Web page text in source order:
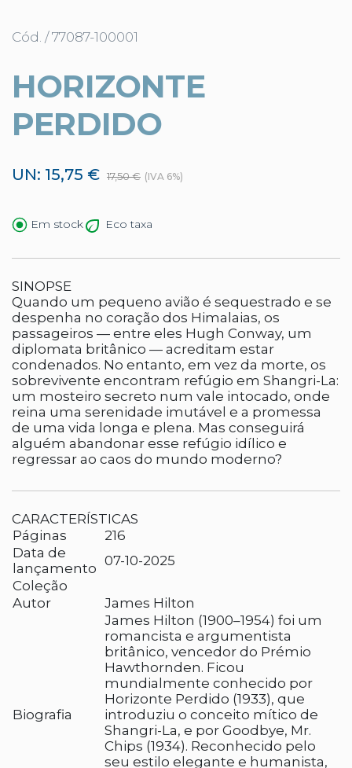
Cód. / 77087-100001
HORIZONTE
PERDIDO
UN: 15,75 € 17,50 € (IVA 6%)
Em stock Eco taxa
SINOPSE
Quando um pequeno avião é sequestrado e se
despenha no coração dos Himalaias, os
passageiros — entre eles Hugh Conway, um
diplomata britânico — acreditam estar
condenados. No entanto, em vez da morte, os
sobrevivente encontram refúgio em Shangri-La:
um mosteiro secreto num vale intocado, onde
reina uma serenidade imutável e a promessa
de uma vida longa e plena. Mas conseguirá
alguém abandonar esse refúgio idílico e
regressar ao caos do mundo moderno?
CARACTERÍSTICAS
Páginas
216
Data de
lançamento 07-10-2025
Coleção
Autor
James Hilton
Biografia
James Hilton (1900–1954) foi um
romancista e argumentista
britânico, vencedor do Prémio
Hawthornden. Ficou
mundialmente conhecido por
Horizonte Perdido (1933), que
introduziu o conceito mítico de
Shangri-La, e por Goodbye, Mr.
Chips (1934). Reconhecido pelo
seu estilo elegante e humanista,